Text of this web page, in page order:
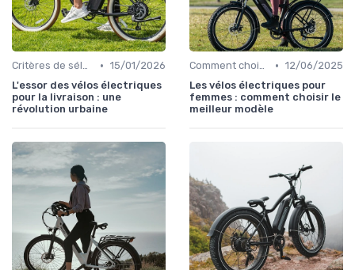
Critères de sélection (autonomie, puissance, poids) • 15/01/2026
L'essor des vélos électriques
pour la livraison : une
révolution urbaine
Comment choisir un vélo électrique • 12/06/2025
Les vélos électriques pour
femmes : comment choisir le
meilleur modèle